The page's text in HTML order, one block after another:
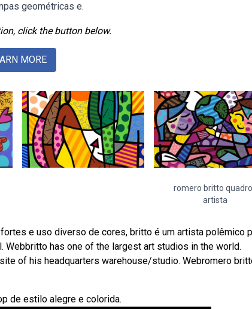
geométricas e.
click the button below.
MORE
romero britto
artista
e uso diverso de cores, britto é um artista polêmico
Webbritto has one of the largest art studios in the world.
of his headquarters warehouse/studio. Webromero
de estilo alegre e colorida.